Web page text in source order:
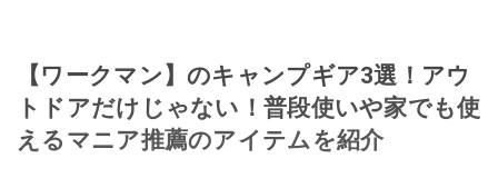
【ワークマン】のキャンプギア3選！アウ
トドアだけじゃない！普段使いや家でも使
えるマニア推薦のアイテムを紹介